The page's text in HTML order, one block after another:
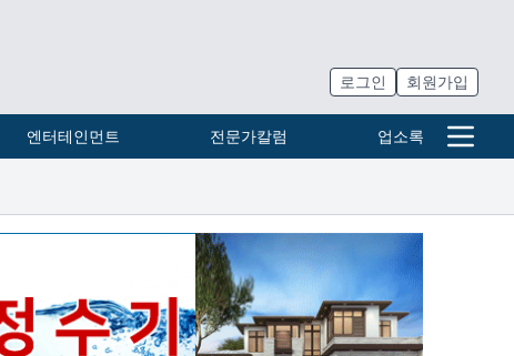
로그인 회원가입
엔터테인먼트 전문가칼럼 업소록